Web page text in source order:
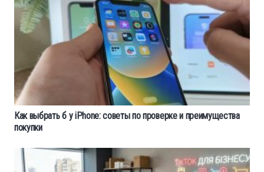
Как выбрать б у iPhone: советы по проверке и преимущества
покупки